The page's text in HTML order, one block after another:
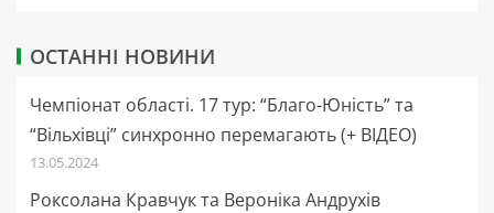
ОСТАННІ НОВИНИ
Чемпіонат області. 17 тур: “Благо-Юність” та
“Вільхівці” синхронно перемагають (+ ВІДЕО)
13.05.2024
Роксолана Кравчук та Вероніка Андрухів